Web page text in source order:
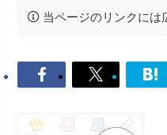
当ページのリンクには